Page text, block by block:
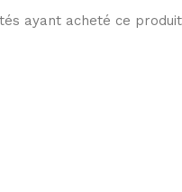
ayant acheté ce